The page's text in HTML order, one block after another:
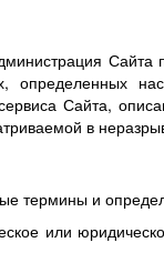
Сайта
Сайта,
в
термины и
или